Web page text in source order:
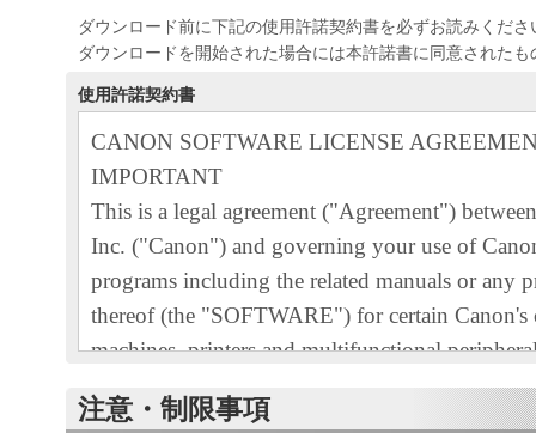
ダウンロード前に下記の使用許諾契約書を必ずお読みくださ
ダウンロードを開始された場合には本許諾書に同意された
使用許諾契約書
CANON SOFTWARE LICENSE
IMPORTANT
This is a legal agreement ("Agreement")
Inc. ("Canon") and governing your use of
programs including the related manuals or any
thereof (the "SOFTWARE") for certain Canon's
machines, printers and multifunctional
READ CAREFULLY AND UNDERSTAND
注意・制限事項